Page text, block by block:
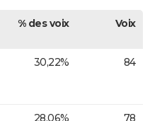
% des voix Voix
30,22% 84
28,06% 78